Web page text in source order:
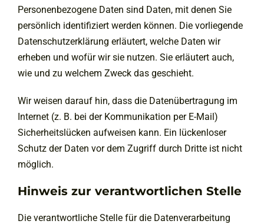
Personenbezogene Daten sind Daten, mit denen Sie
persönlich identifiziert werden können. Die vorliegende
Datenschutzerklärung erläutert, welche Daten wir
erheben und wofür wir sie nutzen. Sie erläutert auch,
wie und zu welchem Zweck das geschieht.
Wir weisen darauf hin, dass die Datenübertragung im
Internet (z. B. bei der Kommunikation per E-Mail)
Sicherheitslücken aufweisen kann. Ein lückenloser
Schutz der Daten vor dem Zugriff durch Dritte ist nicht
möglich.
Hinweis zur verantwortlichen Stelle
Die verantwortliche Stelle für die Datenverarbeitung